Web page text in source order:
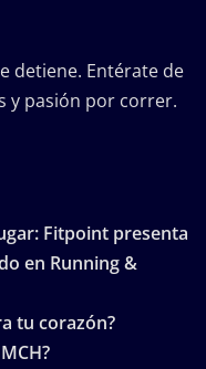
detiene. Entérate de
y pasión por correr.
Fitpoint presenta
en Running &
tu corazón?